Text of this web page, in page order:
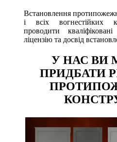
Встановлення
і всіх вогнестійких
проводити
ліцензію та досвід
У НАС ВИ
ПРИДБАТИ